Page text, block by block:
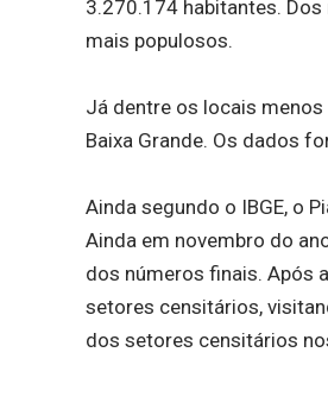
3.270.174 habitantes. Dos
mais populosos.
Já dentre os locais
Baixa Grande. Os dados
Ainda segundo o IBGE, o
Ainda em novembro do
dos números finais. Após
setores censitários,
dos setores censitários